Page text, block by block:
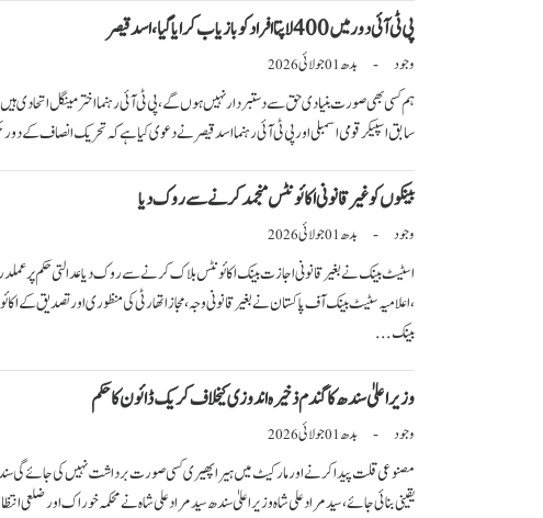
پی ٹی آئی دور میں 400 لاپتا افراد کو بازیاب کرایا گیا، اسد قیصر
وجود - بدھ01جولائی2026
ہم کسی بھی صورت بنیادی حق سے دستبردار نہیں ہوں گے ، پی ٹی آئی رہنما اختر مینگل
سابق اسپیکر قومی اسمبلی اور پی ٹی آئی رہنما اسد قیصر نے دعوی کیا ہے کہ تحریک انصاف کے دور حکومت میں 400 لاپتا افراد کو
بینکوں کو غیرقانونی اکائونٹس منجمد کرنے سے روک دیا
وجود - بدھ01جولائی2026
اسٹیٹ بینک نے بغیر قانونی اجازت بینک اکائو نٹس بلاک کرنے سے روک دیا عدالتی حکم
،اعلامیہ سٹیٹ بینک آف پاکستان نے بغیر قانونی وجہ، مجاز اتھارٹی کی منظوری اور تصدیق
بینک ...
وزیراعلیٰ سندھ کا گندم ذخیرہ اندوزی کیخلاف کریک ڈائون کا حکم
وجود - بدھ01جولائی2026
مصنوعی قلت پیدا کرنے اور مارکیٹ میں ہیرا پھیری کسی صورت برداشت نہیں کی جائے گی
یقینی بنائی جائے،سید مراد علی شاہ وزیراعلیٰ سندھ سید مراد علی شاہ نے محکمہ خوراک اور ضلعی